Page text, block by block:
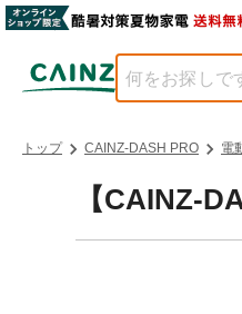
トップ CAINZ-DASH PRO 電
【CAINZ-